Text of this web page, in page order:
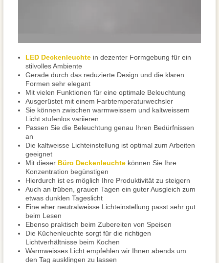
LED Deckenleuchte in dezenter Formgebung für ein
stilvolles Ambiente
Gerade durch das reduzierte Design und die klaren
Formen sehr elegant
Mit vielen Funktionen für eine optimale Beleuchtung
Ausgerüstet mit einem Farbtemperaturwechsler
Sie können zwischen warmweissem und kaltweissem
Licht stufenlos variieren
Passen Sie die Beleuchtung genau Ihren Bedürfnissen
an
Die kaltweisse Lichteinstellung ist optimal zum Arbeiten
geeignet
Mit dieser Büro Deckenleuchte können Sie Ihre
Konzentration begünstigen
Hierdurch ist es möglich Ihre Produktivität zu steigern
Auch an trüben, grauen Tagen ein guter Ausgleich zum
etwas dunklen Tageslicht
Eine eher neutralweisse Lichteinstellung passt sehr gut
beim Lesen
Ebenso praktisch beim Zubereiten von Speisen
Die Küchenleuchte sorgt für die richtigen
Lichtverhältnisse beim Kochen
Warmweisses Licht empfehlen wir Ihnen abends um
den Tag ausklingen zu lassen